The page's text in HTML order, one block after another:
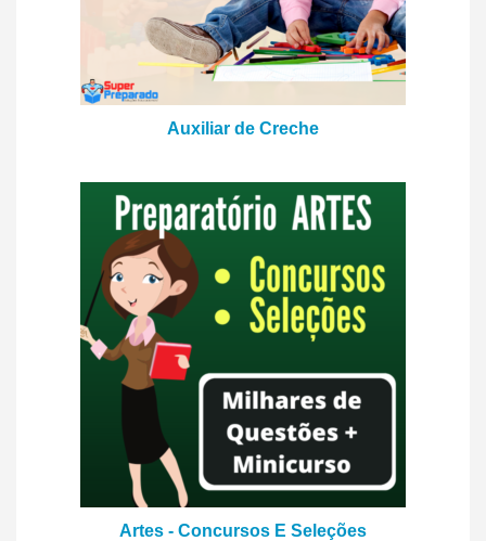
Auxiliar de Creche
Artes - Concursos E Seleções